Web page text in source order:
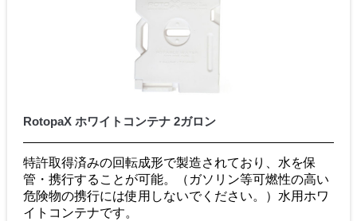
RotopaX ホワイトコンテナ 2ガロン
特許取得済みの回転成形で製造されており、水を保
管・携行することが可能。（ガソリン等可燃性の高い
危険物の携行には使用しないでください。）水用ホワ
イトコンテナです。